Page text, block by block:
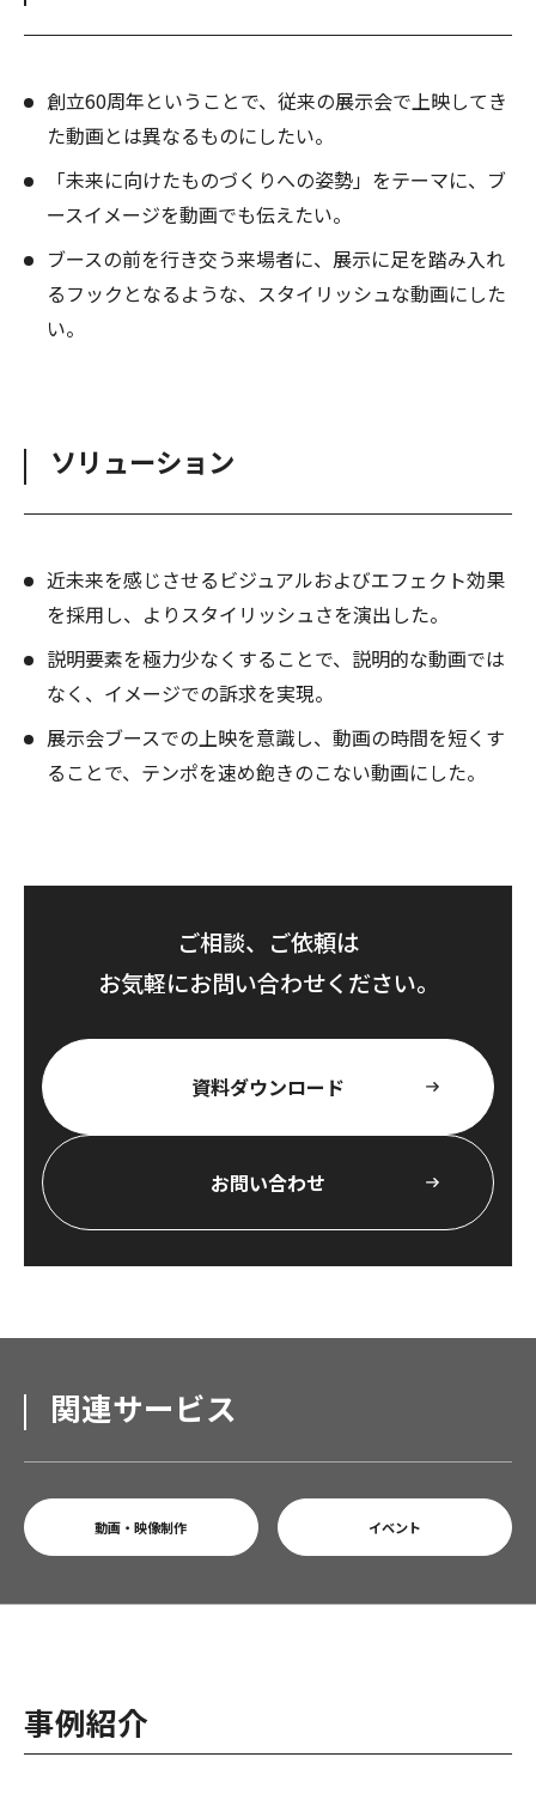
創立60周年ということで、従来の展示会で上映してき
た動画とは異なるものにしたい。
「未来に向けたものづくりへの姿勢」をテーマに、ブ
ースイメージを動画でも伝えたい。
ブースの前を行き交う来場者に、展示に足を踏み入れ
るフックとなるような、スタイリッシュな動画にした
い。
ソリューション
近未来を感じさせるビジュアルおよびエフェクト効果
を採用し、よりスタイリッシュさを演出した。
説明要素を極力少なくすることで、説明的な動画では
なく、イメージでの訴求を実現。
展示会ブースでの上映を意識し、動画の時間を短くす
ることで、テンポを速め飽きのこない動画にした。
ご相談、ご依頼は
お気軽にお問い合わせください。
資料ダウンロード
お問い合わせ
関連サービス
動画・映像制作 イベント
事例紹介